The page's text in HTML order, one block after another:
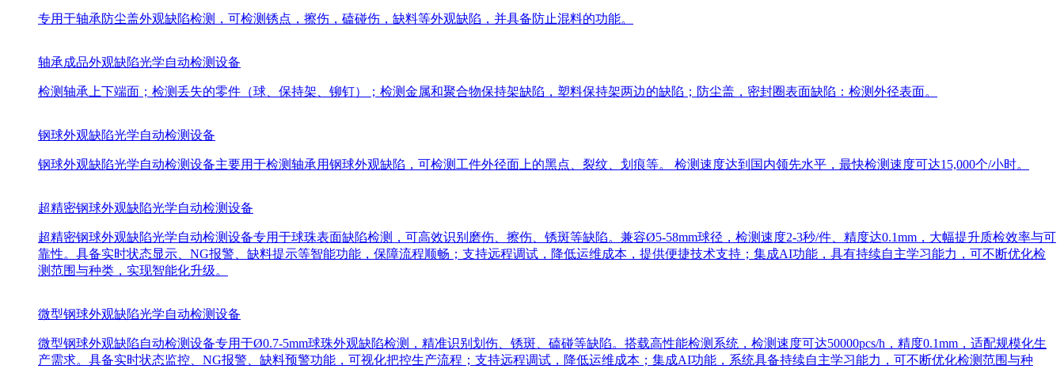
专用于轴承防尘盖外观缺陷检测，可检测锈点，擦伤，磕碰伤，缺料等外观缺陷，并具备防止混料的功能。
轴承成品外观缺陷光学自动检测设备
检测轴承上下端面；检测丢失的零件（球、保持架、铆钉）；检测金属和聚合物保持架缺陷，塑料保持架两边的缺陷；防尘盖，密封圈表面缺陷：检测外径表面。
钢球外观缺陷光学自动检测设备
钢球外观缺陷光学自动检测设备主要用于检测轴承用钢球外观缺陷，可检测工件外径面上的黑点、裂纹、划痕等。 检测速度达到国内领先水平，最快检测速度可达15,000个/小时。
超精密钢球外观缺陷光学自动检测设备
超精密钢球外观缺陷光学自动检测设备专用于球珠表面缺陷检测，可高效识别磨伤、擦伤、锈斑等缺陷。兼容Ø5-58mm球径，检测速度2-3秒/件、精度达0.1mm，大幅提升质检效率与可
靠性。具备实时状态显示、NG报警、缺料提示等智能功能，保障流程顺畅；支持远程调试，降低运维成本，提供便捷技术支持；集成AI功能，具有持续自主学习能力，可不断优化检
测范围与种类，实现智能化升级。
微型钢球外观缺陷光学自动检测设备
微型钢球外观缺陷自动检测设备专用于Ø0.7-5mm球珠外观缺陷检测，精准识别划伤、锈斑、磕碰等缺陷。搭载高性能检测系统，检测速度可达50000pcs/h，精度0.1mm，适配规模化生
产需求。具备实时状态监控、NG报警、缺料预警功能，可视化把控生产流程；支持远程调试，降低运维成本；集成AI功能，系统具备持续自主学习能力，可不断优化检测范围与种